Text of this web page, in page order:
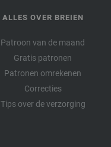
ALLES OVER BREIEN
Patroon van de maand
Gratis patronen
Patronen omrekenen
Correcties
Tips over de verzorging